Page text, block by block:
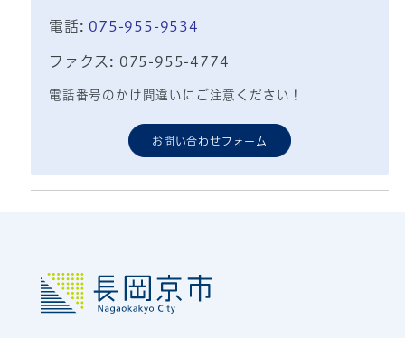
電話: 075-955-9534
ファクス: 075-955-4774
電話番号のかけ間違いにご注意ください！
お問い合わせフォーム